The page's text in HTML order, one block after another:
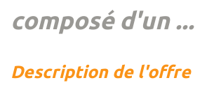
composé d'un ...
description de l'offre